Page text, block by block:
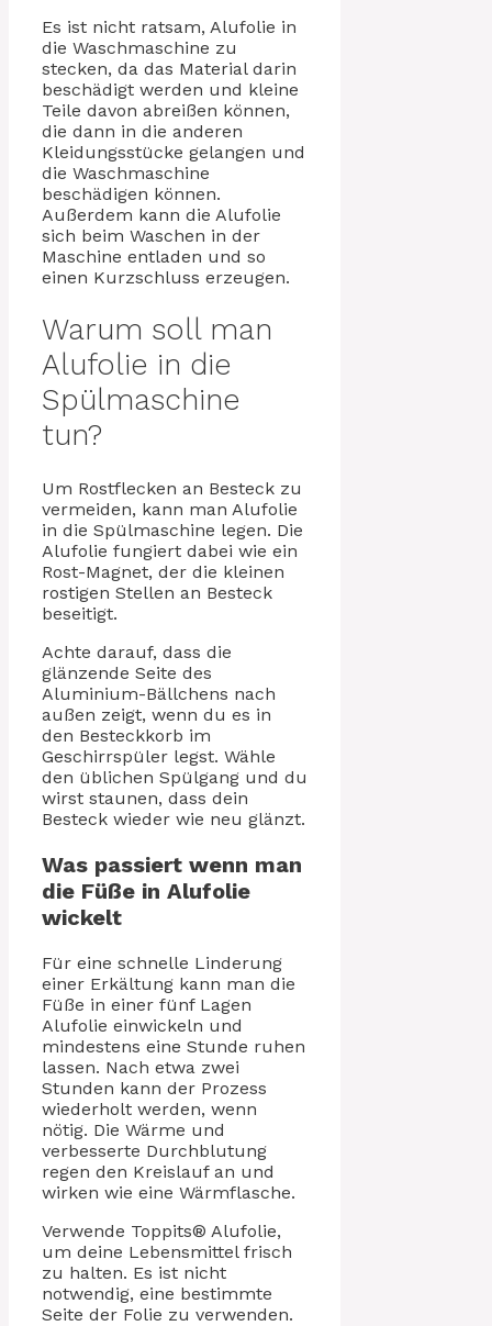
Es ist nicht ratsam, Alufolie in
die Waschmaschine zu
stecken, da das Material darin
beschädigt werden und kleine
Teile davon abreißen können,
die dann in die anderen
Kleidungsstücke gelangen und
die Waschmaschine
beschädigen können.
Außerdem kann die Alufolie
sich beim Waschen in der
Maschine entladen und so
einen Kurzschluss erzeugen.
Warum soll man
Alufolie in die
Spülmaschine
tun?
Um Rostflecken an Besteck zu
vermeiden, kann man Alufolie
in die Spülmaschine legen. Die
Alufolie fungiert dabei wie ein
Rost-Magnet, der die kleinen
rostigen Stellen an Besteck
beseitigt.
Achte darauf, dass die
glänzende Seite des
Aluminium-Bällchens nach
außen zeigt, wenn du es in
den Besteckkorb im
Geschirrspüler legst. Wähle
den üblichen Spülgang und du
wirst staunen, dass dein
Besteck wieder wie neu glänzt.
Was passiert wenn man
die Füße in Alufolie
wickelt
Für eine schnelle Linderung
einer Erkältung kann man die
Füße in einer fünf Lagen
Alufolie einwickeln und
mindestens eine Stunde ruhen
lassen. Nach etwa zwei
Stunden kann der Prozess
wiederholt werden, wenn
nötig. Die Wärme und
verbesserte Durchblutung
regen den Kreislauf an und
wirken wie eine Wärmflasche.
Verwende Toppits® Alufolie,
um deine Lebensmittel frisch
zu halten. Es ist nicht
notwendig, eine bestimmte
Seite der Folie zu verwenden.